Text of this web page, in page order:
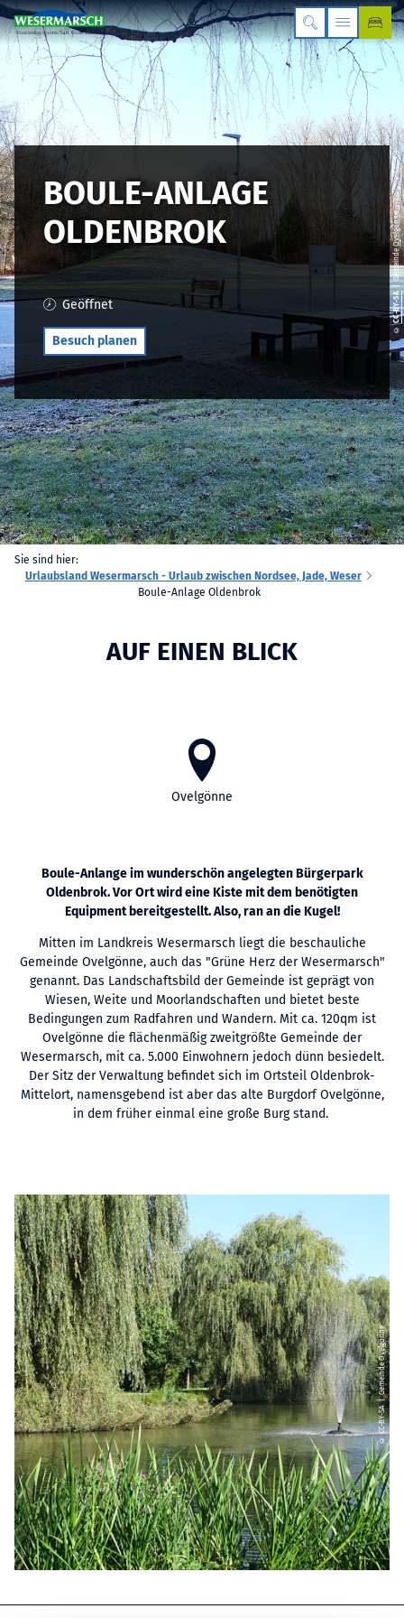
©
CC-BY-SA
| Gemeinde Ovelgönne
BOULE-ANLAGE
OLDENBROK
Geöffnet
Besuch planen
Sie sind hier:
Urlaubsland Wesermarsch - Urlaub zwischen Nordsee, Jade, Weser
Boule-Anlage Oldenbrok
AUF EINEN BLICK
Ovelgönne
Boule-Anlange im wunderschön angelegten Bürgerpark
Oldenbrok. Vor Ort wird eine Kiste mit dem benötigten
Equipment bereitgestellt. Also, ran an die Kugel!
Mitten im Landkreis Wesermarsch liegt die beschauliche
Gemeinde Ovelgönne, auch das "Grüne Herz der Wesermarsch"
genannt. Das Landschaftsbild der Gemeinde ist geprägt von
Wiesen, Weite und Moorlandschaften und bietet beste
Bedingungen zum Radfahren und Wandern. Mit ca. 120qm ist
Ovelgönne die flächenmäßig zweitgrößte Gemeinde der
Wesermarsch, mit ca. 5.000 Einwohnern jedoch dünn besiedelt.
Der Sitz der Verwaltung befindet sich im Ortsteil Oldenbrok-
Mittelort, namensgebend ist aber das alte Burgdorf Ovelgönne,
in dem früher einmal eine große Burg stand.
© CC-BY-SA | Gemeinde Ovelgönne